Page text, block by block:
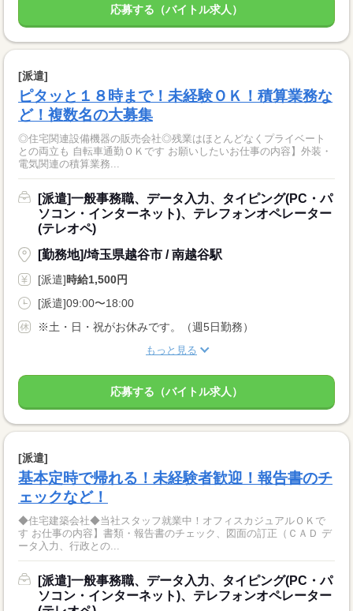
応募する（バイトル求人）
[派遣]
ピタッと１８時まで！未経験ＯＫ！積算業務な
ど！複数名の大募集
◎住宅関連設備機器の販売会社◎残業はほとんどなくプライベート
との両立も 自転車通勤ＯＫです お願いしたいお仕事の内容】外装・
電気関連の積算業務...
[派遣]一般事務職、データ入力、タイピング(PC・パ
ソコン・インターネット)、テレフォンオペレーター
(テレオペ)
[勤務地]/埼玉県越谷市 / 南越谷駅
[派遣]時給1,500円
[派遣]09:00〜18:00
※土・日・祝がお休みです。（週5日勤務）
もっと見る
応募する（バイトル求人）
[派遣]
基本定時で帰れる！未経験者歓迎！報告書のチ
ェックなど！
◆住宅建築会社◆当社スタッフ就業中！オフィスカジュアルＯＫで
す お仕事の内容】書類・報告書のチェック、図面の訂正（ＣＡＤ デ
ータ入力、行政との...
[派遣]一般事務職、データ入力、タイピング(PC・パ
ソコン・インターネット)、テレフォンオペレーター